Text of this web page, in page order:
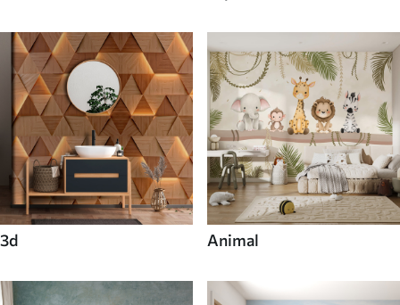
3d Animal